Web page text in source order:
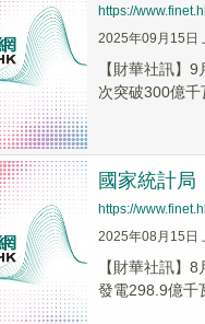
https://
2025年09月15日
【財華社訊】
次突破300億千
國家統計局
https://
2025年08月15日
【財華社訊】
發電298.9億千